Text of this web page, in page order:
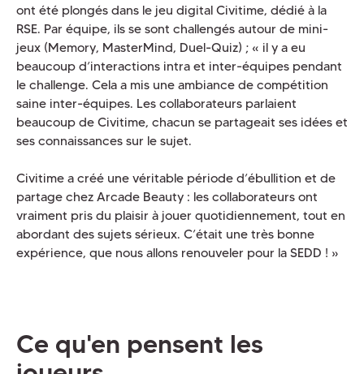
ont été plongés dans le jeu digital Civitime, dédié à la
RSE. Par équipe, ils se sont challengés autour de mini-
jeux (Memory, MasterMind, Duel-Quiz) ; « il y a eu
beaucoup d’interactions intra et inter-équipes pendant
le challenge. Cela a mis une ambiance de compétition
saine inter-équipes. Les collaborateurs parlaient
beaucoup de Civitime, chacun se partageait ses idées et
ses connaissances sur le sujet.
Civitime a créé une véritable période d’ébullition et de
partage chez Arcade Beauty : les collaborateurs ont
vraiment pris du plaisir à jouer quotidiennement, tout en
abordant des sujets sérieux. C’était une très bonne
expérience, que nous allons renouveler pour la SEDD ! »
Ce qu'en pensent les